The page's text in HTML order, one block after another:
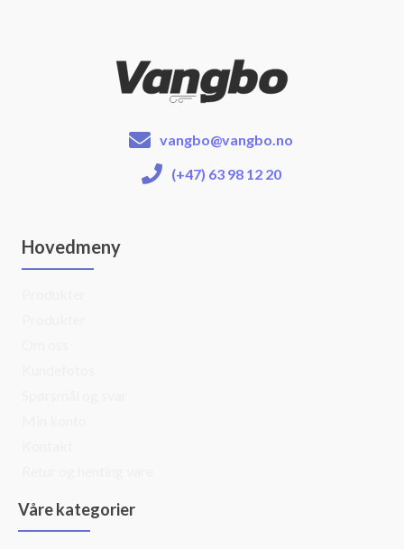
vangbo@vangbo.no
(+47) 63 98 12 20
Hovedmeny
Våre kategorier